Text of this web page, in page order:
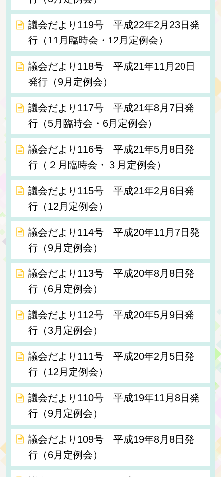
議会だより119号 平成22年2月23日発
行（11月臨時会・12月定例会）
議会だより118号 平成21年11月20日
発行（9月定例会）
議会だより117号 平成21年8月7日発
行（5月臨時会・6月定例会）
議会だより116号 平成21年5月8日発
行（２月臨時会・３月定例会）
議会だより115号 平成21年2月6日発
行（12月定例会）
議会だより114号 平成20年11月7日発
行（9月定例会）
議会だより113号 平成20年8月8日発
行（6月定例会）
議会だより112号 平成20年5月9日発
行（3月定例会）
議会だより111号 平成20年2月5日発
行（12月定例会）
議会だより110号 平成19年11月8日発
行（9月定例会）
議会だより109号 平成19年8月8日発
行（6月定例会）